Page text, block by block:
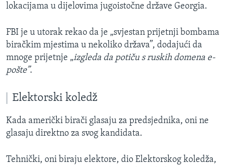
lokacijama u dijelovima jugoistočne države Georgia.
FBI je u utorak rekao da je „svjestan prijetnji bombama
biračkim mjestima u nekoliko država”, dodajući da
mnoge prijetnje „izgleda da potiču s ruskih domena e-
pošte”.
Elektorski koledž
Kada američki birači glasaju za predsjednika, oni ne
glasaju direktno za svog kandidata.
Tehnički, oni biraju elektore, dio Elektorskog koledža,